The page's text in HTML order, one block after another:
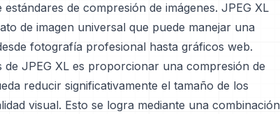
de compresión de imágenes. JPEG XL
de imagen universal que puede manejar una
fotografía profesional hasta gráficos web.
JPEG XL es proporcionar una compresión de
reducir significativamente el tamaño de los
visual. Esto se logra mediante una combinación